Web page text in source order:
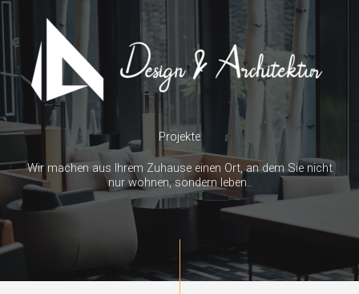
content
Projekte
Wir machen aus Ihrem Zuhause einen Ort, an dem Sie nicht
nur wohnen, sondern leben..